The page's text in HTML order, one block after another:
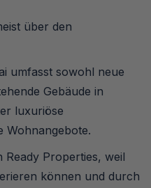
über den
umfasst sowohl neue
Gebäude in
luxuriöse
Wohnangebote.
Properties, weil
können und durch